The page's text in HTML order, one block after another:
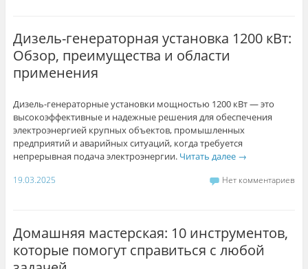
Дизель-генераторная установка 1200 кВт:
Обзор, преимущества и области
применения
Дизель-генераторные установки мощностью 1200 кВт — это
высокоэффективные и надежные решения для обеспечения
электроэнергией крупных объектов, промышленных
предприятий и аварийных ситуаций, когда требуется
непрерывная подача электроэнергии. Читать далее →
19.03.2025 Нет комментариев
Домашняя мастерская: 10 инструментов,
которые помогут справиться с любой